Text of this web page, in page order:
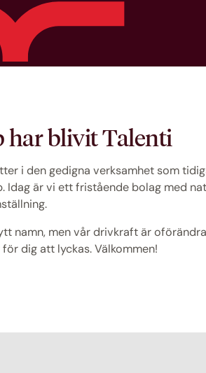
har blivit Talenti
i den gedigna verksamhet som
Idag är vi ett fristående bolag med
namn, men vår drivkraft är
dig att lyckas. Välkommen!